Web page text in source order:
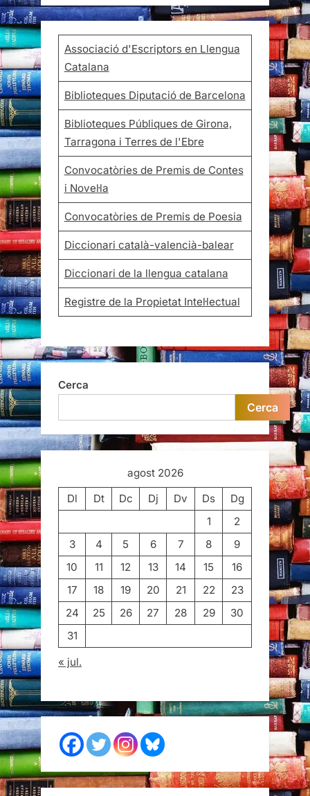
Associació d'Escriptors en Llengua
Catalana
Biblioteques Diputació de Barcelona
Biblioteques Públiques de Girona,
Tarragona i Terres de l'Ebre
Convocatòries de Premis de Contes
i Novel·la
Convocatòries de Premis de Poesia
Diccionari català-valencià-balear
Diccionari de la llengua catalana
Registre de la Propietat Intel·lectual
Cerca
Cerca
agost 2026
Dl
Dt Dc Dj Dv Ds
Dg
1
2
3
4 5 6 7 8
9
10
11 12 13 14 15
16
17
18 19 20 21 22
23
24
25 26 27 28 29
30
31
« jul.